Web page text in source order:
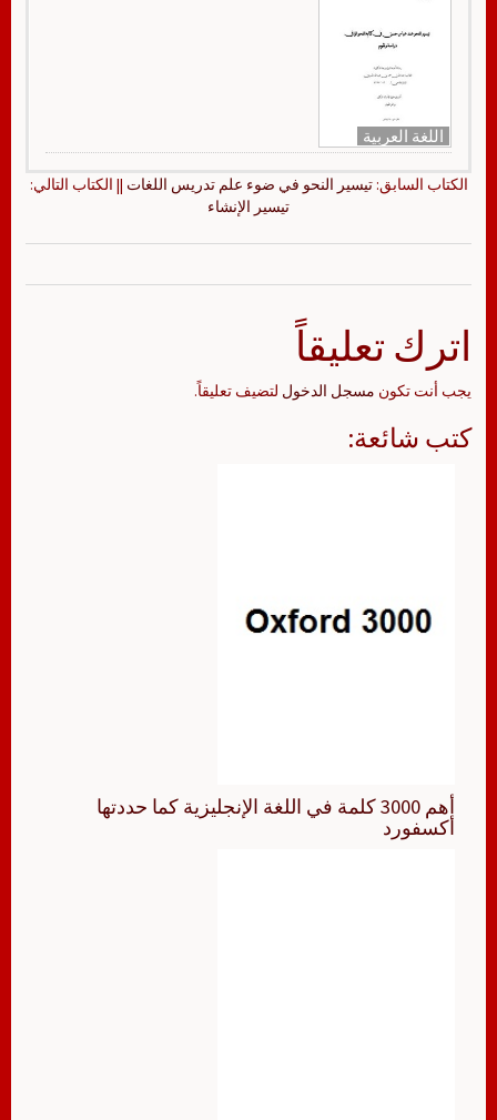
اللغة العربية
الكتاب السابق:تيسير النحو في ضوء علم تدريس اللغات || الكتاب التالي:
تيسير الإنشاء
اترك تعليقاً
يجب أنت تكون مسجل الدخول لتضيف تعليقاً.
كتب شائعة:
أهم 3000 كلمة في اللغة الإنجليزية كما حددتها
أكسفورد